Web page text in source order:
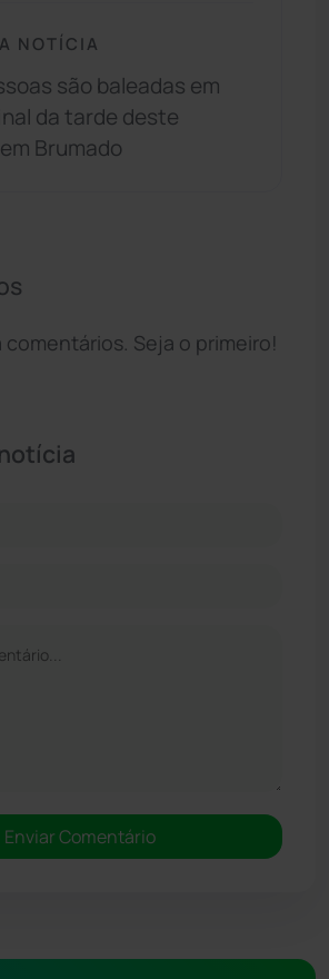
NOTÍCIA
são baleadas em
da tarde deste
Brumado
comentários. Seja o primeiro!